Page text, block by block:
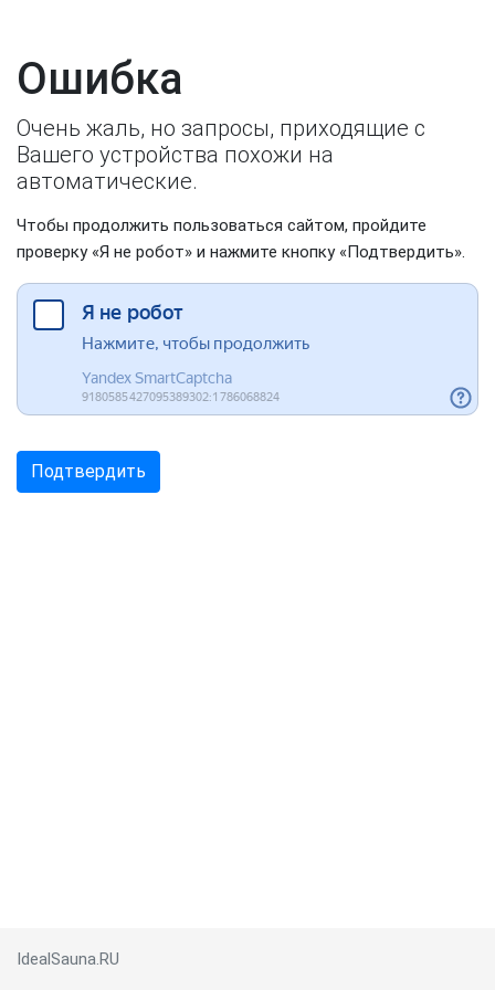
Ошибка
Очень жаль, но запросы, приходящие с
Вашего устройства похожи на
автоматические.
Чтобы продолжить пользоваться сайтом, пройдите
проверку «Я не робот» и нажмите кнопку «Подтвердить».
IdealSauna.RU